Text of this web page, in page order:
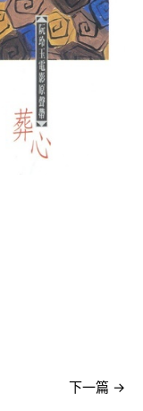
下一篇 →